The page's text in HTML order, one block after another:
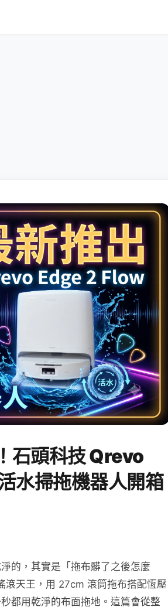
石頭科技 Qrevo
水掃拖機器人開箱
的，其實是「拖布髒了之後怎麼
天王，用 27cm 滾筒拖布搭配恆壓
都用乾淨的布面拖地。這篇會從整